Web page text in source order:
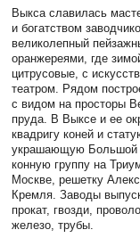
Выкса славилась
и богатством
великолепный
оранжереями, где
цитрусовые, с
театром. Рядом
с видом на просторы
пруда. В Выксе и ее
квадригу коней и
украшающую Большой
конную группу на
Москве, решетку
Кремля. Заводы
прокат, гвозди,
железо, трубы.